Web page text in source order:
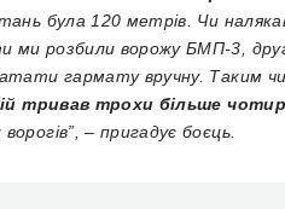
була 120 метрів. Чи
ми розбили ворожу БМП-3,
гармату вручну. Таким
тривав трохи більше
– пригадує боєць.